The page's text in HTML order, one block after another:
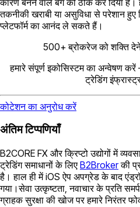
तकनीकी खराबी या असुविधा से परेशान
प्लेटफॉर्म का आनंद ले सकते हैं।
500+ ब्रोकरेज को शक्ति
हमारे संपूर्ण इकोसिस्टम का अन्वेषण
ट्रेडिंग
कोटेशन का अनुरोध करें
अंतिम टिप्पणियाँ
B2CORE FX और क्रिप्टो उद्योगों में
ट्रेडिंग समाधानों के लिए B2Brokerकी
है। हाल ही में iOS ऐप अपग्रेड के बाद
गया।सेवा उत्कृष्टता, नवाचार के प्रति
ग्राहक सुरक्षा की खोज पर हमारे निरंतर